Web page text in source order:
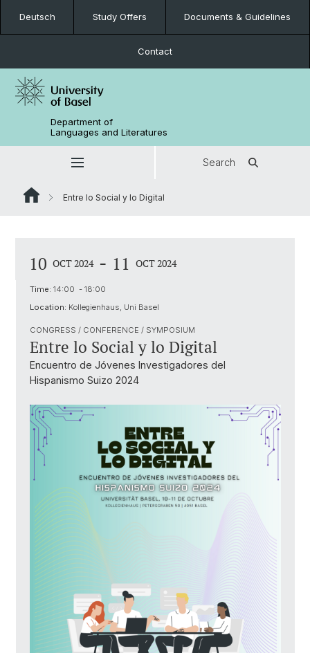
Deutsch Study Offers Documents & Guidelines
Contact
Department of
Languages and Literatures
Search
Entre lo Social y lo Digital
10 OCT 2024 - 11 OCT 2024
Time: 14:00 - 18:00
Location: Kollegienhaus, Uni Basel
CONGRESS / CONFERENCE / SYMPOSIUM
Entre lo Social y lo Digital
Encuentro de Jóvenes Investigadores del
Hispanismo Suizo 2024